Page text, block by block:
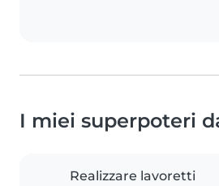
I miei superpoteri
Realizzare lavoretti